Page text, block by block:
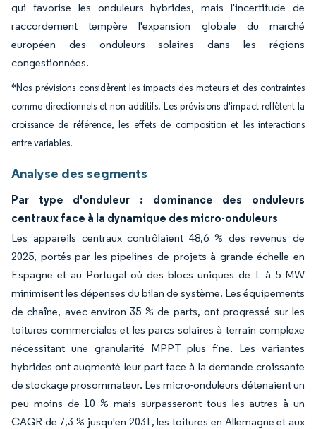
qui favorise les onduleurs hybrides, mais l'incertitude de
raccordement tempère l'expansion globale du marché
européen des onduleurs solaires dans les régions
congestionnées.
*Nos prévisions considèrent les impacts des moteurs et des contraintes
comme directionnels et non additifs. Les prévisions d'impact reflètent la
croissance de référence, les effets de composition et les interactions
entre variables.
Analyse des segments
Par type d'onduleur : dominance des onduleurs
centraux face à la dynamique des micro-onduleurs
Les appareils centraux contrôlaient 48,6 % des revenus de
2025, portés par les pipelines de projets à grande échelle en
Espagne et au Portugal où des blocs uniques de 1 à 5 MW
minimisent les dépenses du bilan de système. Les équipements
de chaîne, avec environ 35 % de parts, ont progressé sur les
toitures commerciales et les parcs solaires à terrain complexe
nécessitant une granularité MPPT plus fine. Les variantes
hybrides ont augmenté leur part face à la demande croissante
de stockage prosommateur. Les micro-onduleurs détenaient un
peu moins de 10 % mais surpasseront tous les autres à un
CAGR de 7,3 % jusqu'en 2031, les toitures en Allemagne et aux